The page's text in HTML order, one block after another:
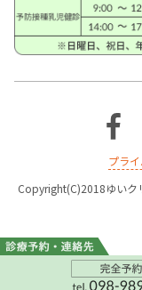
プラ
Copyright(C)2018ゆいク